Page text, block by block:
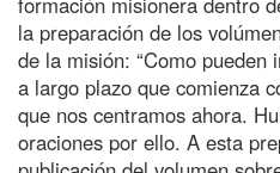
la preparación de los
de la misión: “Como pueden
a largo plazo que comienza
que nos centramos ahora.
oraciones por ello. A esta